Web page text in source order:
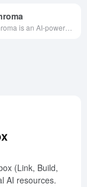
(Link, Build,
AI resources.